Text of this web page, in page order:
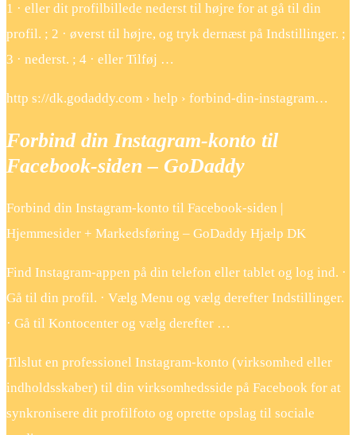
1 · eller dit profilbillede nederst til højre for at gå til din
profil. ; 2 · øverst til højre, og tryk dernæst på Indstillinger. ;
3 · nederst. ; 4 · eller Tilføj …
http s://dk.godaddy.com › help › forbind-din-instagram…
Forbind din Instagram-konto til
Facebook-siden – GoDaddy
Forbind din Instagram-konto til Facebook-siden |
Hjemmesider + Markedsføring – GoDaddy Hjælp DK
Find Instagram-appen på din telefon eller tablet og log ind. ·
Gå til din profil. · Vælg Menu og vælg derefter Indstillinger.
· Gå til Kontocenter og vælg derefter …
Tilslut en professionel Instagram-konto (virksomhed eller
indholdsskaber) til din virksomhedsside på Facebook for at
synkronisere dit profilfoto og oprette opslag til sociale